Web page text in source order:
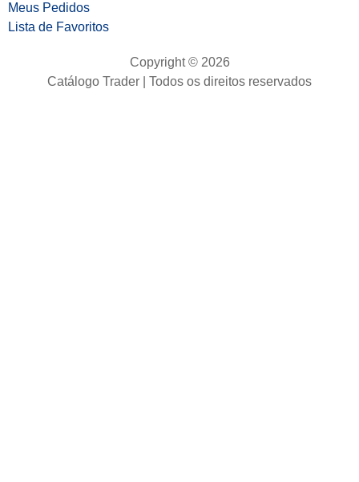
Meus Pedidos
Lista de Favoritos
Copyright © 2026
Catálogo Trader | Todos os direitos reservados